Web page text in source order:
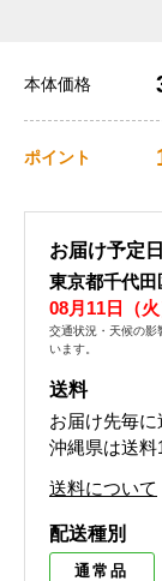
本体価格
ポイント
お届け予定日
東京都千代田
08月11日（火
交通状況・天候の影
います。
送料
お届け先毎に
沖縄県は送料
送料について
配送種別
通常品